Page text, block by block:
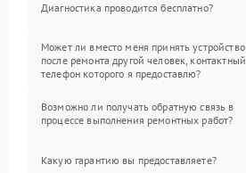
Диагностика проводится бесплатно?
Может ли вместо меня принять устройство
после ремонта другой человек, контактный
телефон которого я предоставлю?
Возможно ли получать обратную связь в
процессе выполнения ремонтных работ?
Какую гарантию вы предоставляете?